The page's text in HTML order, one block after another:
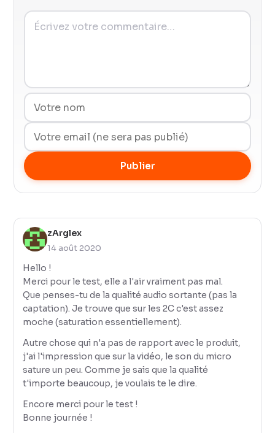
Publier
zArglex
14 août 2020
Hello !
Merci pour le test, elle a l'air vraiment pas mal.
Que penses-tu de la qualité audio sortante (pas la
captation). Je trouve que sur les 2C c'est assez
moche (saturation essentiellement).
Autre chose qui n'a pas de rapport avec le produit,
j'ai l'impression que sur la vidéo, le son du micro
sature un peu. Comme je sais que la qualité
t'importe beaucoup, je voulais te le dire.
Encore merci pour le test !
Bonne journée !